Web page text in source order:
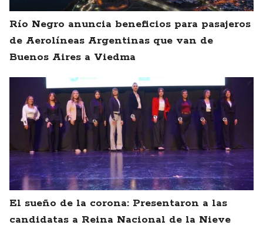
Río Negro anuncia beneficios para pasajeros
de Aerolíneas Argentinas que van de
Buenos Aires a Viedma
El sueño de la corona: Presentaron a las
candidatas a Reina Nacional de la Nieve